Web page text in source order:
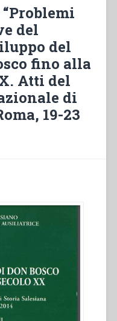
del
del
fino alla
Atti del
di
19-23